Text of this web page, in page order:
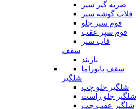
ضربه گیر سپر
فلاپ گوشه سپر
فوم سپر جلو
فوم سپر عقب
قاب سپر
سقف
باربند
سقف پانوراما
شلگیر
شلگیر جلو چپ
شلگیر جلو راست
شلگیر عقب چپ